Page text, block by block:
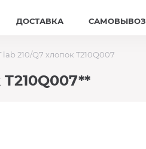
ДОСТАВКА САМОВЫВОЗ
210/Q7 хлопок T210Q007